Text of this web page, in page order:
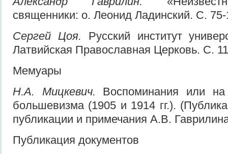
священники: о. Леонид Ладинский. С. 75-
Сергей Цоя. Русский институт
Латвийская Православная Церковь. С.
Мемуары
Н.А. Мицкевич. Воспоминания или на
большевизма (1905 и 1914 гг.).
публикации и примечания А.В.
Публикация документов